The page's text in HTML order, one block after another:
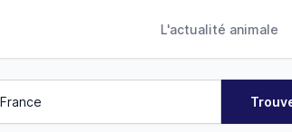
L'actualité animale